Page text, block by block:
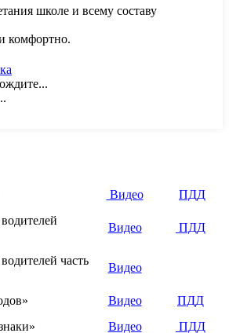
школе и всему составу
комфортно.
Видео
ПДД
Видео ПДД
часть
Видео
Видео
ПДД
Видео
ПДД